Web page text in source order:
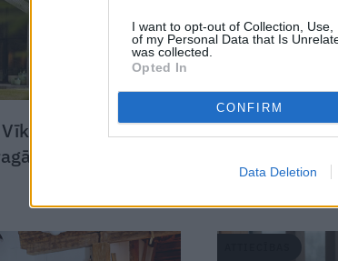
I want to opt-out of Collection,
of my Personal Data that Is
was collected.
Opted In
CONFIRM
Data Deletion
ceļš no mini
uz plašu māju
«Mēs jau
dzīvesveidu